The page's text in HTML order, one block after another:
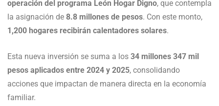
operación del programa León Hogar Digno, que contempla
la asignación de 8.8 millones de pesos. Con este monto,
1,200 hogares recibirán calentadores solares.
Esta nueva inversión se suma a los 34 millones 347 mil
pesos aplicados entre 2024 y 2025, consolidando
acciones que impactan de manera directa en la economía
familiar.